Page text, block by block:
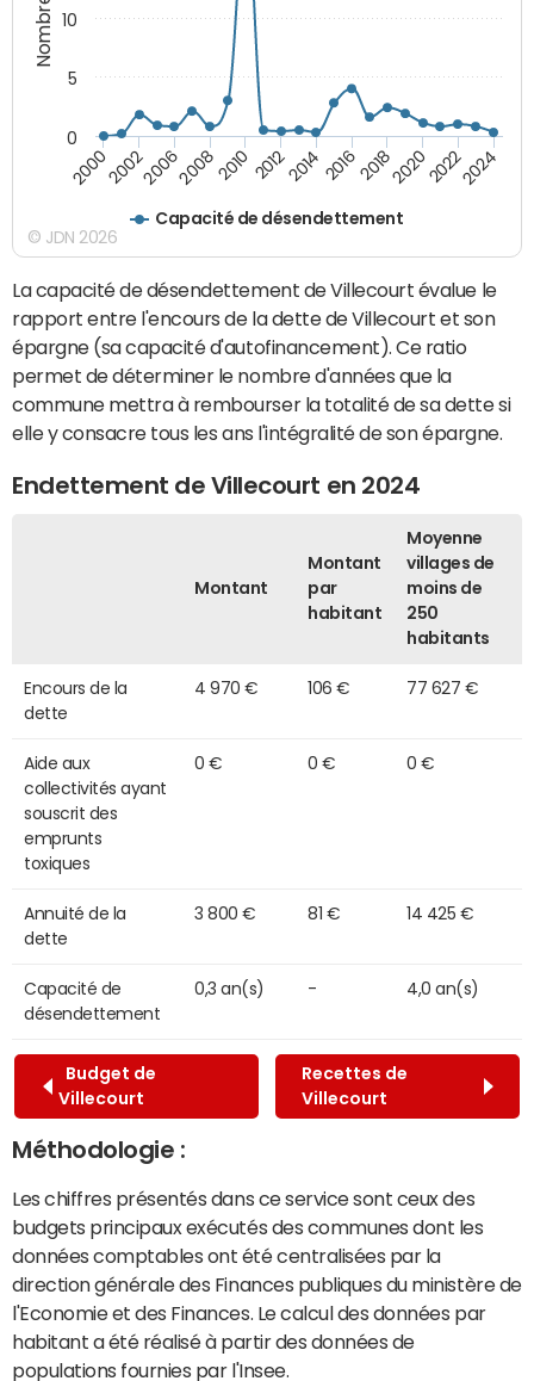
Capacité de désendettement
20002002200620082010 2012201420162018202020222024
0
5
10
© JDN 2026
La capacité de désendettement de Villecourt évalue le
rapport entre l'encours de la dette de Villecourt et son
épargne (sa capacité d'autofinancement). Ce ratio
permet de déterminer le nombre d'années que la
commune mettra à rembourser la totalité de sa dette si
elle y consacre tous les ans l'intégralité de son épargne.
Endettement de Villecourt en 2024
Montant
Montant
par
habitant
Moyenne
villages de
moins de
250
habitants
Encours de la
dette
4 970 € 106 € 77 627 €
Aide aux
collectivités ayant
souscrit des
emprunts
toxiques
0 € 0 € 0 €
Annuité de la
dette
3 800 € 81 € 14 425 €
Capacité de
désendettement
0,3 an(s) - 4,0 an(s)
Budget de
Villecourt
Recettes de
Villecourt
Méthodologie :
Les chiffres présentés dans ce service sont ceux des
budgets principaux exécutés des communes dont les
données comptables ont été centralisées par la
direction générale des Finances publiques du ministère de
l'Economie et des Finances. Le calcul des données par
habitant a été réalisé à partir des données de
populations fournies par l'Insee.